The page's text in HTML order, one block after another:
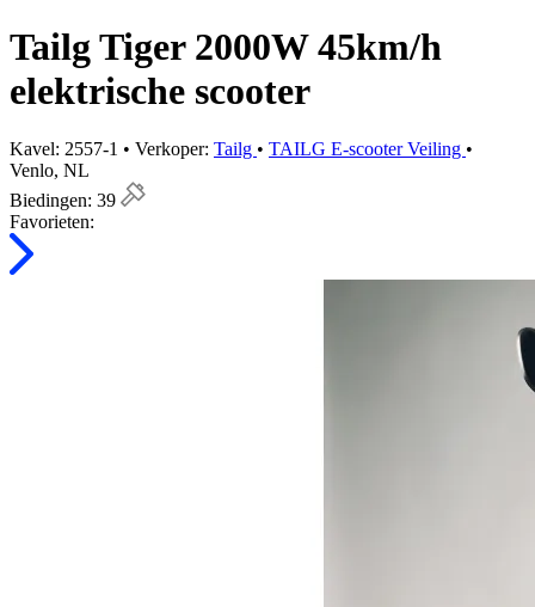
Tailg Tiger 2000W 45km/h
elektrische scooter
Kavel: 2557-1 • Verkoper: Tailg • TAILG E-scooter Veiling •
Venlo, NL
Biedingen: 39
Favorieten: